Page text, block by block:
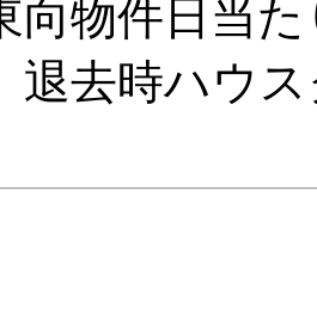
物件日当
ウスクリ